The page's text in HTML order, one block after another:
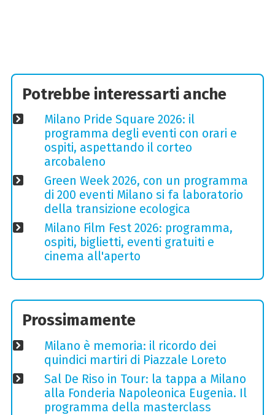
Potrebbe interessarti anche
Milano Pride Square 2026: il
programma degli eventi con orari e
ospiti, aspettando il corteo
arcobaleno
Green Week 2026, con un programma
di 200 eventi Milano si fa laboratorio
della transizione ecologica
Milano Film Fest 2026: programma,
ospiti, biglietti, eventi gratuiti e
cinema all'aperto
Prossimamente
Milano è memoria: il ricordo dei
quindici martiri di Piazzale Loreto
Sal De Riso in Tour: la tappa a Milano
alla Fonderia Napoleonica Eugenia. Il
programma della masterclass